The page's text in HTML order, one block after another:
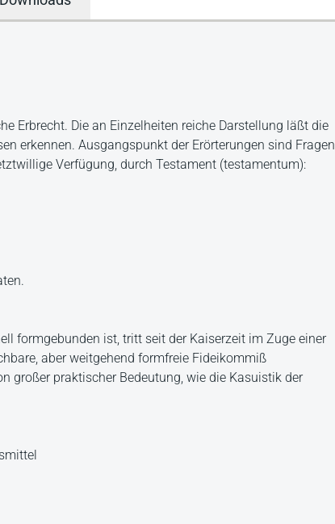
Erbrecht. Die an Einzelheiten reiche Darstellung läßt die
erkennen. Ausgangspunkt der Erörterungen sind Fragen
Verfügung, durch Testament (testamentum):
formgebunden ist, tritt seit der Kaiserzeit im Zuge einer
aber weitgehend formfreie Fideikommiß
großer praktischer Bedeutung, wie die Kasuistik der